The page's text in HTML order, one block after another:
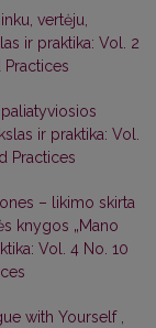
vertėju,
ir praktika: Vol. 2
Practices
ir praktika: Vol.
Practices
– likimo skirta
knygos „Mano
Vol. 4 No. 10
with Yourself ,